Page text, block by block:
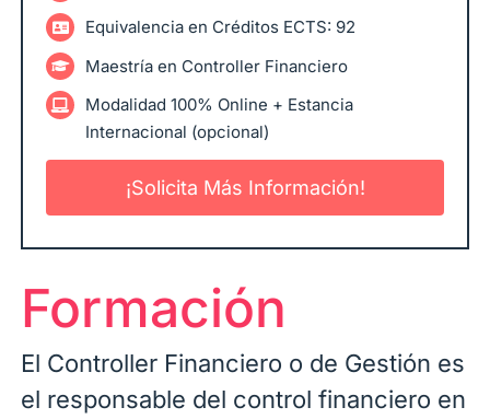
Equivalencia en Créditos ECTS: 92
Maestría en Controller Financiero
Modalidad 100% Online + Estancia
Internacional (opcional)
¡Solicita Más Información!
Formación
El Controller Financiero o de Gestión es
el responsable del control financiero en